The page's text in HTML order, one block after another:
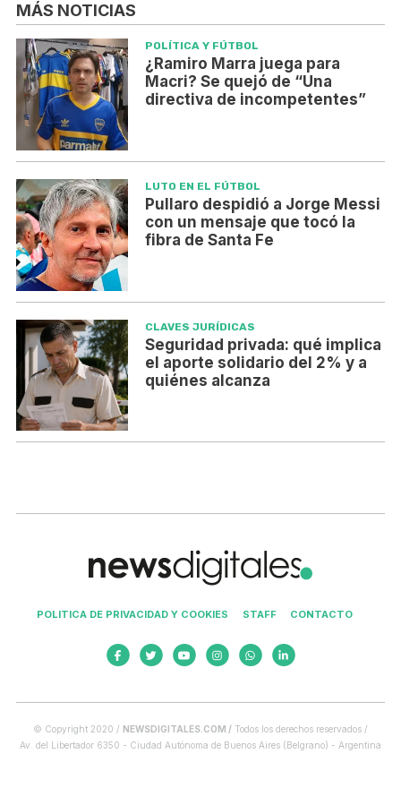
MÁS NOTICIAS
POLÍTICA Y FÚTBOL
¿Ramiro Marra juega para
Macri? Se quejó de “Una
directiva de incompetentes”
LUTO EN EL FÚTBOL
Pullaro despidió a Jorge Messi
con un mensaje que tocó la
fibra de Santa Fe
CLAVES JURÍDICAS
Seguridad privada: qué implica
el aporte solidario del 2% y a
quiénes alcanza
POLITICA DE PRIVACIDAD Y COOKIES STAFF CONTACTO
© Copyright 2020 / NEWSDIGITALES.COM / Todos los derechos reservados /
Av. del Libertador 6350 - Ciudad Autónoma de Buenos Aires (Belgrano) - Argentina